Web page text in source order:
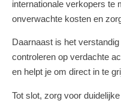
internationale verkopers te
onverwachte kosten en
Daarnaast is het
controleren op verdachte
en helpt je om direct in te
Tot slot, zorg voor